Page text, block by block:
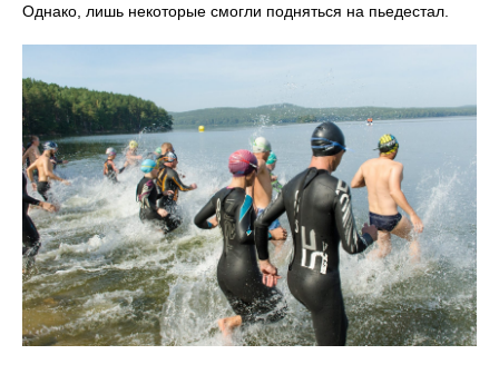
Однако, лишь некоторые смогли подняться на пьедестал.